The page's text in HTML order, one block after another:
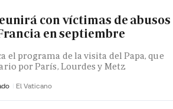
con víctimas de abusos
en septiembre
el programa de la visita del Papa, que
por París, Lourdes y Metz
El Vaticano